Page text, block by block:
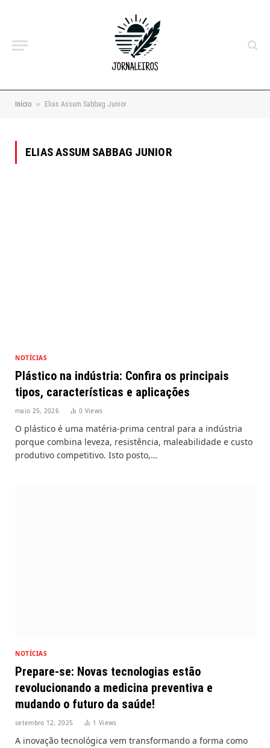
Início » Elias Assum Sabbag Junior
ELIAS ASSUM SABBAG JUNIOR
NOTÍCIAS
Plástico na indústria: Confira os principais
tipos, características e aplicações
maio 25, 2026 0 Views
O plástico é uma matéria-prima central para a indústria
porque combina leveza, resistência, maleabilidade e custo
produtivo competitivo. Isto posto,…
NOTÍCIAS
Prepare-se: Novas tecnologias estão
revolucionando a medicina preventiva e
mudando o futuro da saúde!
setembro 12, 2025 1Views
A inovação tecnológica vem transformando a forma como